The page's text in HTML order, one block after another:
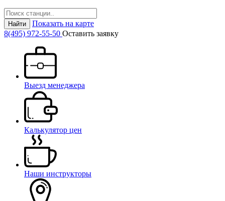
Найти
Показать на карте
8(495) 972-55-50 Оставить заявку
Выезд менеджера
Калькулятор цен
Наши инструкторы